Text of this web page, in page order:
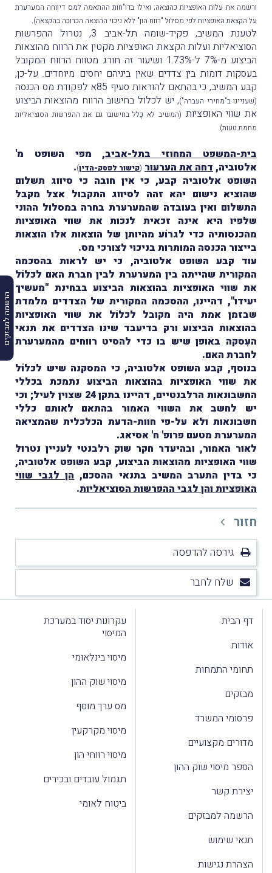
הרשמה למבזקים
ורשמה את עלות האופציות כהוצאה; ואילו בדו"חות ההתאמה למס דיוְוחה המערערת
על הקצאת האופציות לפי מסלול "רווח הון" ללא ניכוי ההוצאה הכרוכה בהקצאה).
לטענת המשיב, פקיד-שומה תל-אביב 3, נטרול ההפרשות
הסוציאליות ועלות הקצאת האופציות מקטין את הרווח מהוצאות
הביצוע מ-7% ל-1.73% ושיעור זה חורג מטווח הרווח המקובל
בעסקות דומות בין צדדים שאין ביניהם יחסים מיוחדים. על-כן,
קבע המשיב, כי בהתאם להוראות סעיף 85א לפקודת מס הכנסה
(שעניינו ב"מחירי העברה"), יש לכלוֹל בחישוב הרווח מהוצאות הביצוע
את שווי האופציות (המשיב לא כָּלל בחישובו גם את ההפרשות הסוציאליות
מחמת טעות).
בית-המשפט המחוזי בתל-אביב, מפי השופט מ'
אלטוביה,דחה את הערעור (קישור לפסק-הדין)
.
השופט אלטוביה קבע, כי אין חובה כי סיווג תשלום
שהוציא נישום יהא זהה לסיווג התקבול אצל מקבל
התשלום ואין בעובדה שהמערערת בחרה במסלול ההוני
שלפיו היא אינה זכאית לנכות את שווי האופציות
מהכנסותיה כדי לגרוֹע מהיותן של הוצאות אלו הוצאות
בייצור הכנסה המותרות בניכוי לצורכי מס.
עוד קבע השופט אלטוביה, כי יש לראות בהסכמה
המקורית שהייתה בין המערערת לבין חברת האם לכלוֹל
את שווי האופציות בהוצאות הביצוע בבחינת "מעשיך
יעידו", דהיינו, ההסכמה המקורית של הצדדים מלמדת
שבזמן אמת היה מקובל לכלוֹל את שווי האופציות
בהוצאות הביצוע ורק בדיעבד שינו הצדדים את תנאי
העִסקה באופן שיש בו כדי להסיט רווחים מהמערערת
לחברת האם.
בנוסף, קבע השופט אלטוביה, כי המסקנה שיש לכלוֹל
את שווי האופציות בהוצאות הביצוע נתמכת בכללי
החשבונאות הרלבנטיים, דהיינו בתקן 24 שצוין לעיל; וכי
יש לחשב את השווי האמור בהתאם לאותם כללי
חשבונאות ולא על-פי חוות-הדעת הכלכלית שהמציאה
המערערת מטעם פרופ' ח' אסיאג.
לאור האמור, ובהיעדר חקר שוק רלבנטי לעניין נטרול
שווי האופציות מהוצאות הביצוע, קבע השופט אלטוביה,
כי בדין התערב המשיב בתנאי ההסכם,הן לגבי שווי
האופציות והן לגבי ההפרשות הסוציאליות.
חזור
גירסה להדפסה
שלח לחבר
דף הבית
אודות
תחומי התמחות
מבזקים
פרסומי המשרד
מדורים מקצועיים
הספר מיסוי שוק ההון
יצירת קשר
הרשמה למבזקים
תנאי שימוש
הצהרת נגישות
עקרונות יסוד במערכת
המיסוי
מיסוי בינלאומי
מיסוי שוק ההון
מס ערך מוסף
מיסוי מקרקעין
מיסוי רווחי הון
תגמול עובדים ובכירים
ביטוח לאומי